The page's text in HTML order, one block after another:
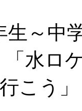
生～中
水ロ
こう」